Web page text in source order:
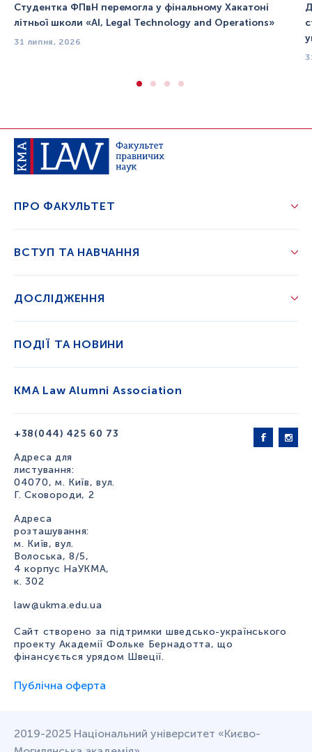
Студентка ФПвН перемогла у фінальному Хакатоні
літньої школи «AI, Legal Technology and Operations»
31 липня, 2026
+38(044) 425 60 73
Адреса для
листування:
04070, м. Київ, вул.
Г. Сковороди, 2
Адреса
розташування:
м. Київ, вул.
Волоська, 8/5,
4 корпус НаУКМА,
к. 302
law@ukma.edu.ua
ПРО ФАКУЛЬТЕТ
ВСТУП ТА НАВЧАННЯ
ДОСЛІДЖЕННЯ
ПОДІЇ ТА НОВИНИ
KMA Law Alumni Association
Сайт створено за підтримки шведсько-українського
проекту Академії Фольке Бернадотта, що
фінансується урядом Швеції.
Публічна оферта
2019-2025 Національний університет «Києво-